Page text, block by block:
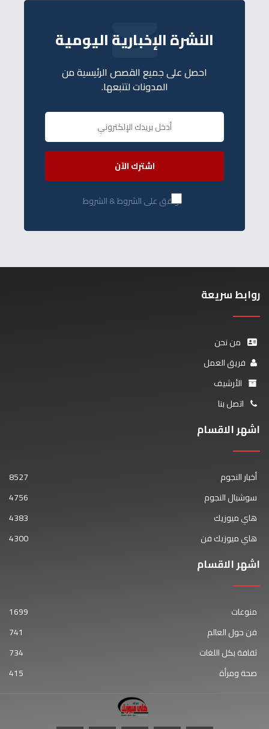
النشرة الإخبارية اليومية
احصل على جميع القصص الرئيسية من
المدونات لتتبعها.
اشترك الآن
أوافق على الشروط & الشروط
روابط سريعة
من نحن
فريق العمل
الأرشيف
اتصل بنا
اشهر الاقسام
أخبار النجوم
8527
سوشيال النجوم
4756
هاي ميوزيك
4383
هاي ميوزيك فن
4300
اشهر الاقسام
منوعات
1699
فن حول العالم
741
ثقافة بكل اللغات
734
صحة ومرأة
415